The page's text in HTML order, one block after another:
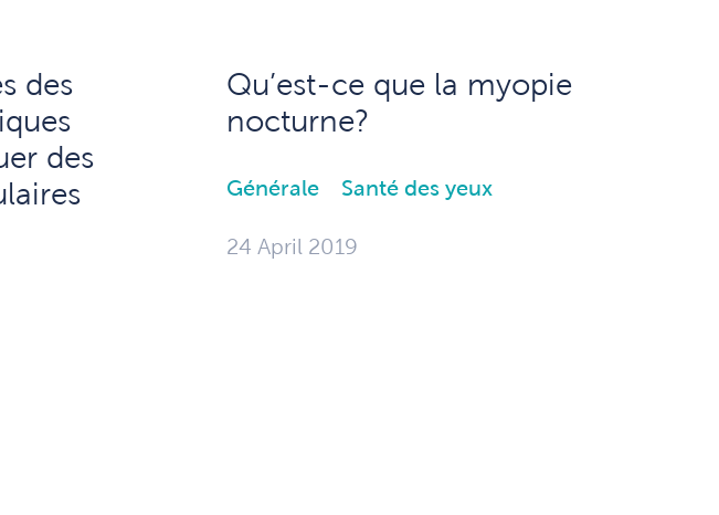
des
des
Qu’est-ce que la myopie
nocturne?
Générale Santé des yeux
24 April 2019